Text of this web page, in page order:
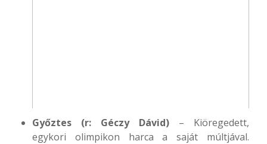
Győztes (r: Géczy Dávid) – Kiöregedett,
egykori olimpikon harca a saját múltjával.